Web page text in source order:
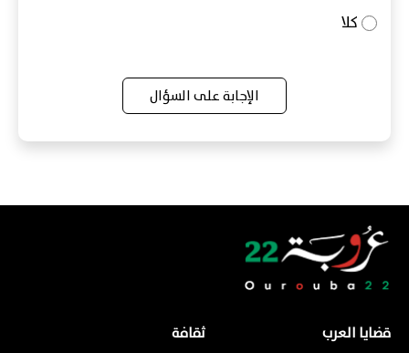
كلا
الإجابة على السؤال
قضايا العرب
ثقافة